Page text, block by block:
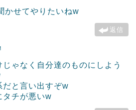
かせてやりたいねw
返信
ゃなく自分達のものにしよう
だと言い出すぞw
タチが悪いw